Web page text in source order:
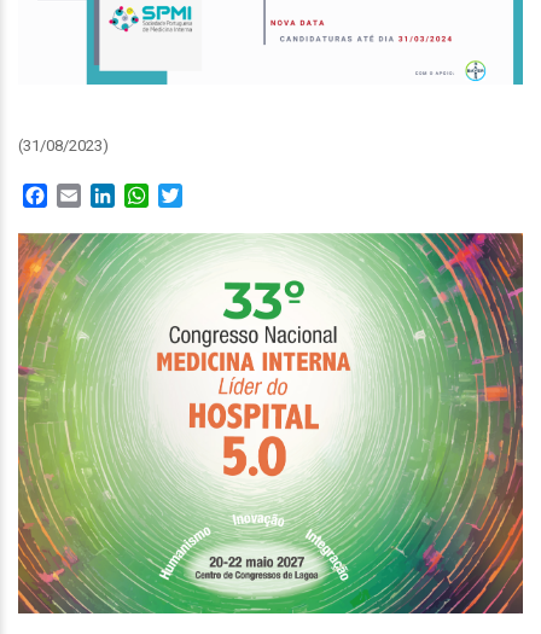
(31/08/2023)
Facebook
Email LinkedInWhatsApp